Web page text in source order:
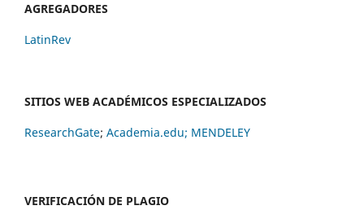
AGREGADORES
LatinRev
SITIOS WEB ACADÉMICOS ESPECIALIZADOS
ResearchGate; Academia.edu; MENDELEY
VERIFICACIÓN DE PLAGIO